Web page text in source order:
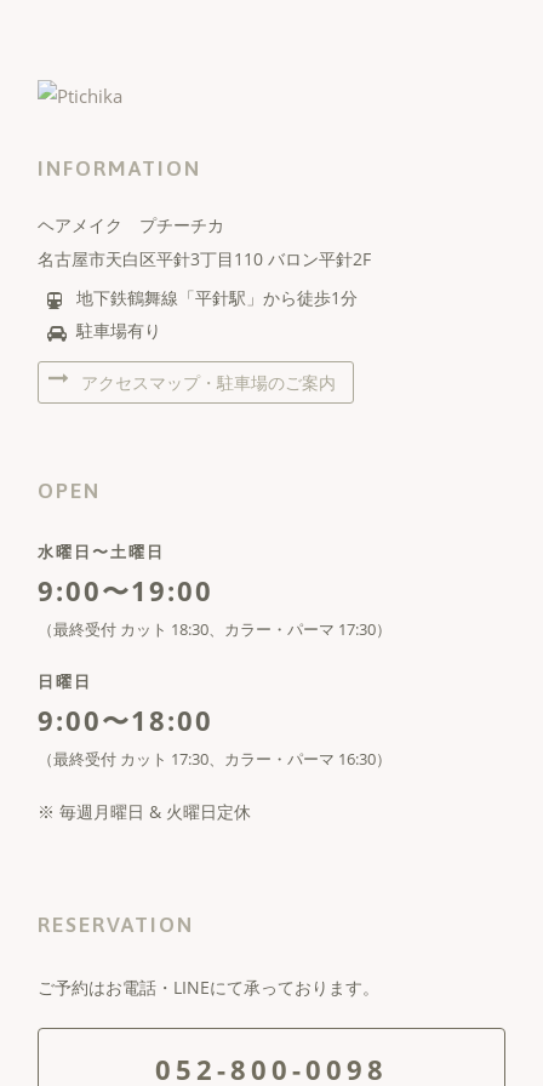
INFORMATION
ヘアメイク プチーチカ
名古屋市天白区平針3丁目110 バロン平針2F
地下鉄鶴舞線「平針駅」から徒歩1分
駐車場有り
アクセスマップ・駐車場のご案内
OPEN
水曜日〜土曜日
9:00〜19:00
（最終受付 カット 18:30、カラー・パーマ 17:30）
日曜日
9:00〜18:00
（最終受付 カット 17:30、カラー・パーマ 16:30）
※ 毎週月曜日 & 火曜日定休
RESERVATION
ご予約はお電話・LINEにて承っております。
052-800-0098